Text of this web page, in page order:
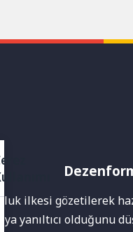
ilkesi gözetilerek
yanıltıcı